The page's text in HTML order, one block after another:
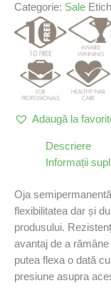
Categorie: Sale
Adaugă la
Descriere
Informații
Oja
flexibilitatea dar și
produsului.
avantaj de a
putea flexa o dată
presiune asupra